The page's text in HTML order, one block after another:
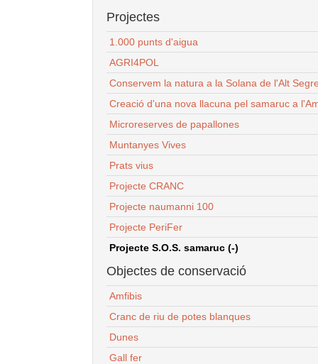
Projectes
1.000 punts d'aigua
AGRI4POL
Conservem la natura a la Solana de l'Alt
Creació d'una nova llacuna pel samaruc a
Microreserves de papallones
Muntanyes Vives
Prats vius
Projecte CRANC
Projecte naumanni 100
Projecte PeriFer
Projecte S.O.S. samaruc (-)
Objectes de conservació
Amfibis
Cranc de riu de potes blanques
Dunes
Gall fer